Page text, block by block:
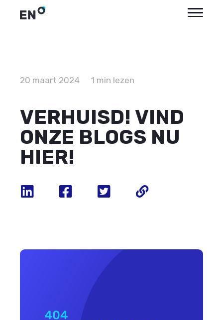
20 maart 2024 1 min lezen
VERHUISD! VIND
ONZE BLOGS NU
HIER!